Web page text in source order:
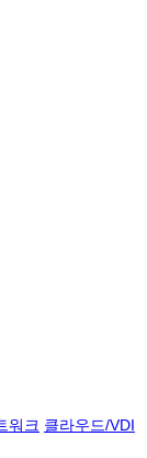
워크 클라우드/VDI